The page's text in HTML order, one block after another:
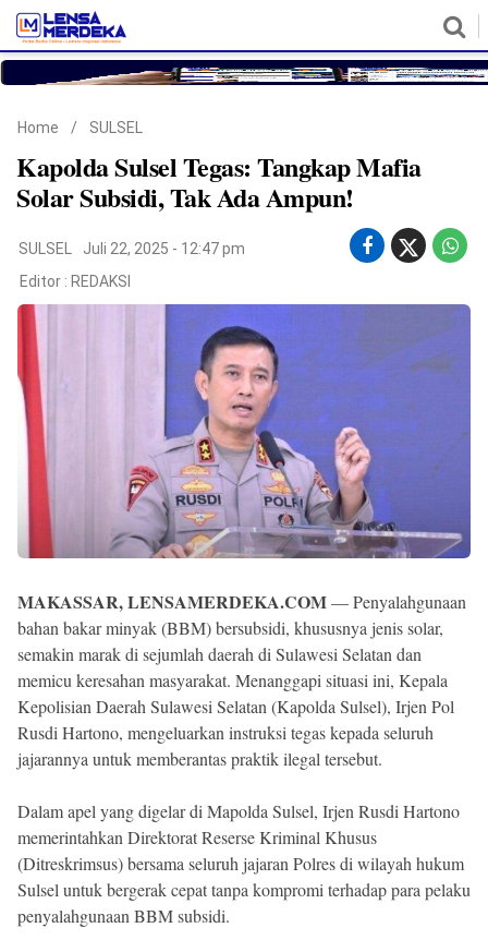
©
Copyright
2026
Lensa
Merdeka
Home / SULSEL
Kapolda Sulsel Tegas: Tangkap Mafia
Solar Subsidi, Tak Ada Ampun!
SULSEL
Juli 22, 2025 - 12:47 pm
Editor : REDAKSI
MAKASSAR, LENSAMERDEKA.COM— Penyalahgunaan
bahan bakar minyak (BBM) bersubsidi, khususnya jenis solar,
semakin marak di sejumlah daerah di Sulawesi Selatan dan
memicu keresahan masyarakat. Menanggapi situasi ini, Kepala
Kepolisian Daerah Sulawesi Selatan (Kapolda Sulsel), Irjen Pol
Rusdi Hartono, mengeluarkan instruksi tegas kepada seluruh
jajarannya untuk memberantas praktik ilegal tersebut.
Dalam apel yang digelar di Mapolda Sulsel, Irjen Rusdi Hartono
memerintahkan Direktorat Reserse Kriminal Khusus
(Ditreskrimsus) bersama seluruh jajaran Polres di wilayah hukum
Sulsel untuk bergerak cepat tanpa kompromi terhadap para pelaku
penyalahgunaan BBM subsidi.